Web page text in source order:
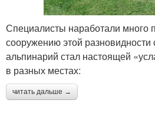
Специалисты наработали много
сооружению этой разновидности
альпинарий стал настоящей
в разных местах:
читать дальше →